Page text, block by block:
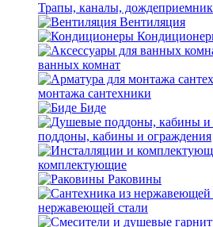
Трапы, каналы,
Вентиляция
ванных комнат
монтажа сантехники
Биде
поддоны, кабины и ограждения
комплектующие
Раковины
нержавеющей стали